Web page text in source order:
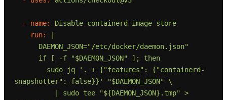
- name: Disable containerd image store
run:
snapshotter": false}}' "$DAEMON_JSON" \